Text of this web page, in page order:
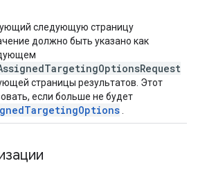
следующую страницу
должно быть указано как
страницы результатов. Этот
если больше не будет